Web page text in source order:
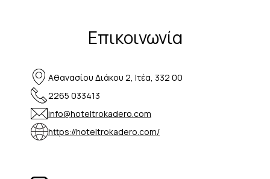
Επικοινωνία
Αθανασίου Διάκου 2, Ιτέα, 332 00
2265 033413
info@hoteltrokadero.com
https://hoteltrokadero.com/